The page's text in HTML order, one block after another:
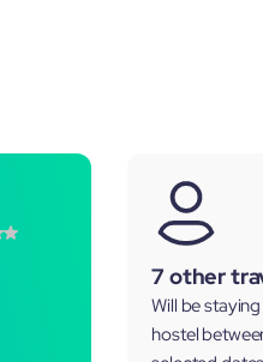
7 other
Will be
hostel